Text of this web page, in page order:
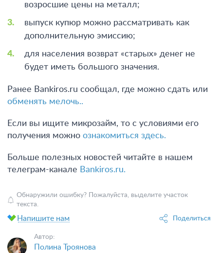
возросшие цены на металл;
выпуск купюр можно рассматривать как
дополнительную эмиссию;
для населения возврат «старых» денег не
будет иметь большого значения.
Ранее Bankiros.ru сообщал, где можно сдать или
обменять мелочь..
Если вы ищите микрозайм, то с условиями его
получения можно ознакомиться здесь.
Больше полезных новостей читайте в нашем
телеграм-канале Bankiros.ru.
Обнаружили ошибку? Пожалуйста, выделите участок
текста.
Напишите нам Поделиться
Автор:
Полина Троянова